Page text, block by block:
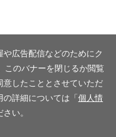
広告配信などのためにク
このバナーを閉じるか閲覧
意したこととさせていただ
の詳細については「個人情
い。